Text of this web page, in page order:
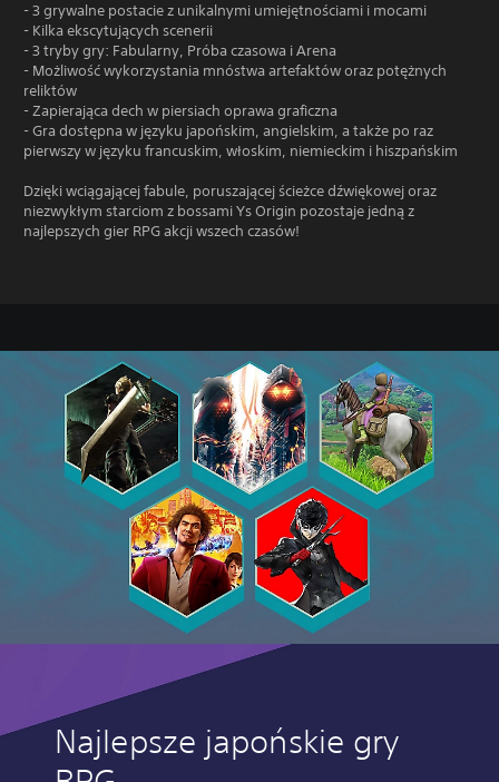
- 3 grywalne postacie z unikalnymi umiejętnościami i mocami
- Kilka ekscytujących scenerii
- 3 tryby gry: Fabularny, Próba czasowa i Arena
- Możliwość wykorzystania mnóstwa artefaktów oraz potężnych
reliktów
- Zapierająca dech w piersiach oprawa graficzna
- Gra dostępna w języku japońskim, angielskim, a także po raz
pierwszy w języku francuskim, włoskim, niemieckim i hiszpańskim
Dzięki wciągającej fabule, poruszającej ścieżce dźwiękowej oraz
niezwykłym starciom z bossami Ys Origin pozostaje jedną z
najlepszych gier RPG akcji wszech czasów!
Najlepsze japońskie gry